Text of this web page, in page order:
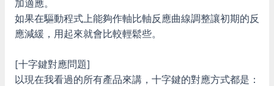
加適應。
如果在驅動程式上能夠作軸比軸反應曲線調整讓初期的反
應減緩，用起來就會比較輕鬆些。
[十字鍵對應問題]
以現在我看過的所有產品來講，十字鍵的對應方式都是：